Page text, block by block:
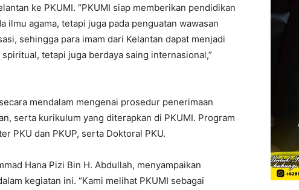
ke PKUMI. “PKUMI siap memberikan pendidikan
ilmu agama, tetapi juga pada penguatan wawasan
sehingga para imam dari Kelantan dapat menjadi
tetapi juga berdaya saing internasional,”
mendalam mengenai prosedur penerimaan
serta kurikulum yang diterapkan di PKUMI. Program
PKU dan PKUP, serta Doktoral PKU.
Hana Pizi Bin H. Abdullah, menyampaikan
kegiatan ini. “Kami melihat PKUMI sebagai